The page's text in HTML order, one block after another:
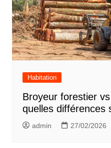
Habitation
Broyeur forestier
quelles différences
admin 27/02/2026